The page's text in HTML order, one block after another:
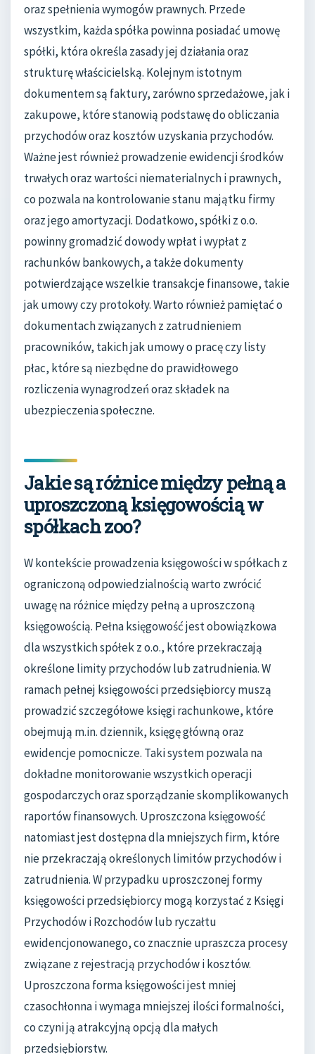
oraz spełnienia wymogów prawnych. Przede
wszystkim, każda spółka powinna posiadać umowę
spółki, która określa zasady jej działania oraz
strukturę właścicielską. Kolejnym istotnym
dokumentem są faktury, zarówno sprzedażowe, jak i
zakupowe, które stanowią podstawę do obliczania
przychodów oraz kosztów uzyskania przychodów.
Ważne jest również prowadzenie ewidencji środków
trwałych oraz wartości niematerialnych i prawnych,
co pozwala na kontrolowanie stanu majątku firmy
oraz jego amortyzacji. Dodatkowo, spółki z o.o.
powinny gromadzić dowody wpłat i wypłat z
rachunków bankowych, a także dokumenty
potwierdzające wszelkie transakcje finansowe, takie
jak umowy czy protokoły. Warto również pamiętać o
dokumentach związanych z zatrudnieniem
pracowników, takich jak umowy o pracę czy listy
płac, które są niezbędne do prawidłowego
rozliczenia wynagrodzeń oraz składek na
ubezpieczenia społeczne.
Jakie są różnice między pełną a
uproszczoną księgowością w
spółkach zoo?
W kontekście prowadzenia księgowości w spółkach z
ograniczoną odpowiedzialnością warto zwrócić
uwagę na różnice między pełną a uproszczoną
księgowością. Pełna księgowość jest obowiązkowa
dla wszystkich spółek z o.o., które przekraczają
określone limity przychodów lub zatrudnienia. W
ramach pełnej księgowości przedsiębiorcy muszą
prowadzić szczegółowe księgi rachunkowe, które
obejmują m.in. dziennik, księgę główną oraz
ewidencje pomocnicze. Taki system pozwala na
dokładne monitorowanie wszystkich operacji
gospodarczych oraz sporządzanie skomplikowanych
raportów finansowych. Uproszczona księgowość
natomiast jest dostępna dla mniejszych firm, które
nie przekraczają określonych limitów przychodów i
zatrudnienia. W przypadku uproszczonej formy
księgowości przedsiębiorcy mogą korzystać z Księgi
Przychodów i Rozchodów lub ryczałtu
ewidencjonowanego, co znacznie upraszcza procesy
związane z rejestracją przychodów i kosztów.
Uproszczona forma księgowości jest mniej
czasochłonna i wymaga mniejszej ilości formalności,
co czyni ją atrakcyjną opcją dla małych
przedsiębiorstw.